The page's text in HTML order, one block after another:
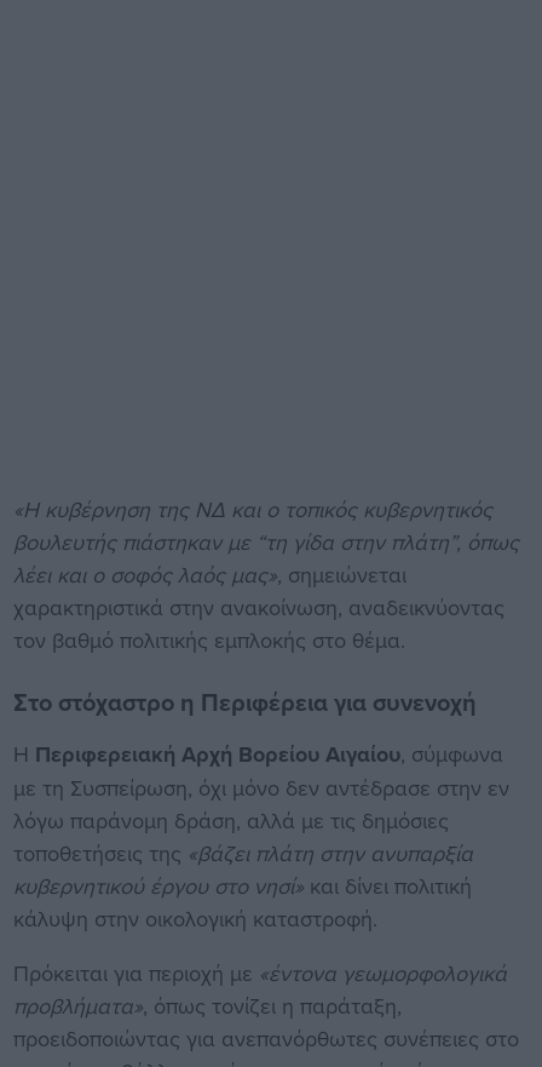
«Η κυβέρνηση της ΝΔ και ο τοπικός κυβερνητικός
βουλευτής πιάστηκαν με “τη γίδα στην πλάτη”, όπως
λέει και ο σοφός λαός μας», σημειώνεται
χαρακτηριστικά στην ανακοίνωση, αναδεικνύοντας
τον βαθμό πολιτικής εμπλοκής στο θέμα.
Στο στόχαστρο η Περιφέρεια για συνενοχή
Η Περιφερειακή Αρχή Βορείου Αιγαίου, σύμφωνα
με τη Συσπείρωση, όχι μόνο δεν αντέδρασε στην εν
λόγω παράνομη δράση, αλλά με τις δημόσιες
τοποθετήσεις της «βάζει πλάτη στην ανυπαρξία
κυβερνητικού έργου στο νησί»και δίνει πολιτική
κάλυψη στην οικολογική καταστροφή.
Πρόκειται για περιοχή με «έντονα γεωμορφολογικά
προβλήματα», όπως τονίζει η παράταξη,
προειδοποιώντας για ανεπανόρθωτες συνέπειες στο